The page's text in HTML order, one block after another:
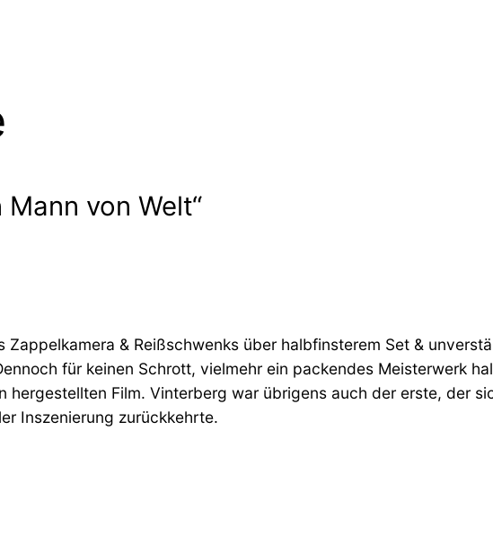
von Welt“
Zappelkamera & Reißschwenks über halbfinsterem Set &
für keinen Schrott, vielmehr ein packendes Meisterwerk
hergestellten Film. Vinterberg war übrigens auch der erste, der
Inszenierung zurückkehrte.